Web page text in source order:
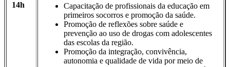
14h
Capacitação de profissionais da educação em
primeiros socorros e promoção da saúde.
Promoção de reflexões sobre saúde e
prevenção ao uso de drogas com adolescentes
das escolas da região.
Promoção da integração, convivência,
autonomia e qualidade de vida por meio de